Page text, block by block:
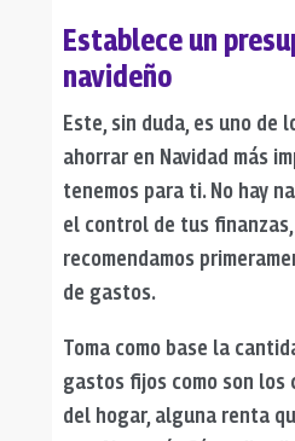
Establece un
navideño
Este, sin duda, es uno de
ahorrar en Navidad más
tenemos para ti. No hay
el control de tus
recomendamos
de gastos.
Toma como base la
gastos fijos como son los
del hogar, alguna renta